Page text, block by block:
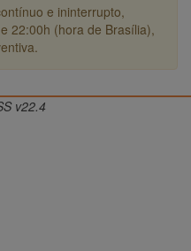
e ininterrupto,
22:00h (hora de Brasília),
v22.4